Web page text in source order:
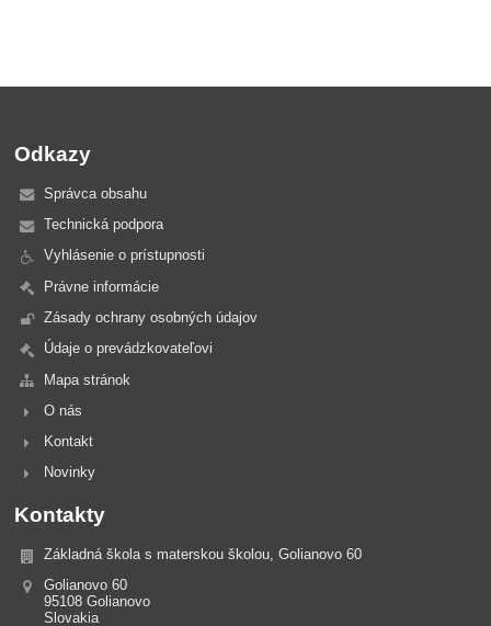
Odkazy
Správca obsahu
Technická podpora
Vyhlásenie o prístupnosti
Právne informácie
Zásady ochrany osobných údajov
Údaje o prevádzkovateľovi
Mapa stránok
O nás
Kontakt
Novinky
Kontakty
Základná škola s materskou školou, Golianovo 60
Golianovo 60
95108 Golianovo
Slovakia